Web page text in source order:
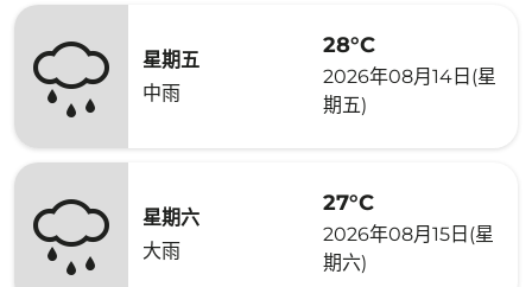
星期五
中雨
28°C
2026年08月14日(星
期五)
星期六
大雨
27°C
2026年08月15日(星
期六)